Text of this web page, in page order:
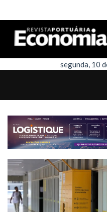
segunda, 10